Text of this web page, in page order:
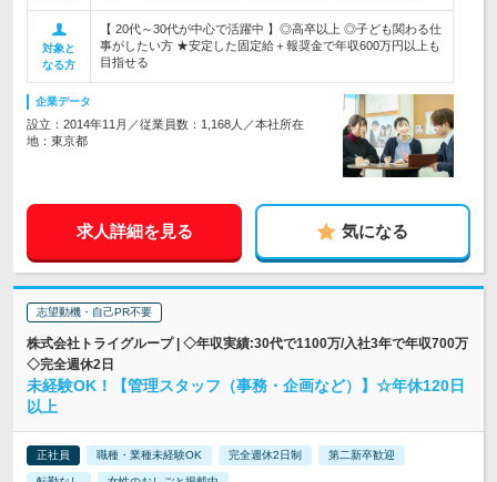
対象と
なる方
【 20代～30代が中心で活躍中 】◎高卒以上 ◎子ども関わる仕
事がしたい方 ★安定した固定給＋報奨金で年収600万円以上も
目指せる
企業データ
設立：2014年11月／従業員数：1,168人／本社所在
地：東京都
求人詳細を見る 気になる
志望動機・自己PR不要
株式会社トライグループ | ◇年収実績:30代で1100万/入社3年で年収700万
◇完全週休2日
未経験OK！【管理スタッフ（事務・企画など）】☆年休120日
以上
正社員 職種・業種未経験OK 完全週休2日制 第二新卒歓迎